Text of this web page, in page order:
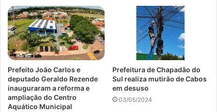
Prefeito João Carlos e
deputado Geraldo Rezende
inauguraram a reforma e
ampliação do Centro
Aquático Municipal
Prefeitura de Chapadão do
Sul realiza mutirão de Cabos
em desuso
03/05/2024